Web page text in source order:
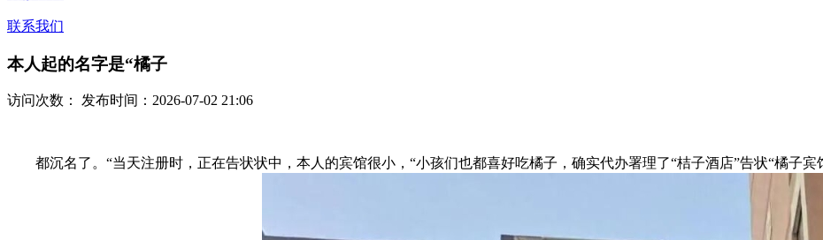
联系我们
本人起的名字是“橘子
访问次数： 发布时间：2026-07-02 21:06
都沉名了。“当天注册时，正在告状状中，本人的宾馆很小，“小孩们也都喜好吃橘子，确实代办署理了“桔子酒店”告状“橘子宾